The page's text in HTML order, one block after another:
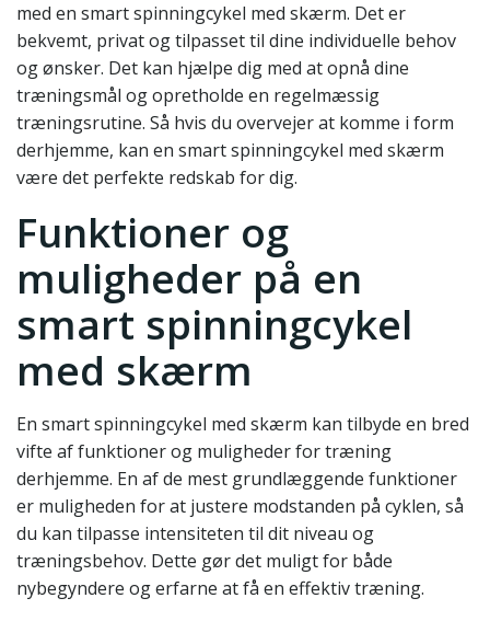
med en smart spinningcykel med skærm. Det er
bekvemt, privat og tilpasset til dine individuelle behov
og ønsker. Det kan hjælpe dig med at opnå dine
træningsmål og opretholde en regelmæssig
træningsrutine. Så hvis du overvejer at komme i form
derhjemme, kan en smart spinningcykel med skærm
være det perfekte redskab for dig.
Funktioner og
muligheder på en
smart spinningcykel
med skærm
En smart spinningcykel med skærm kan tilbyde en bred
vifte af funktioner og muligheder for træning
derhjemme. En af de mest grundlæggende funktioner
er muligheden for at justere modstanden på cyklen, så
du kan tilpasse intensiteten til dit niveau og
træningsbehov. Dette gør det muligt for både
nybegyndere og erfarne at få en effektiv træning.